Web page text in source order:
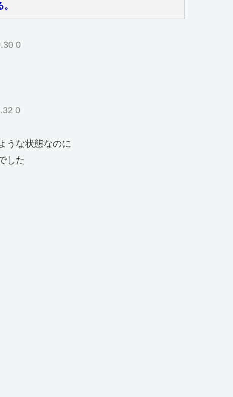
0
0
うな状態なのに
した